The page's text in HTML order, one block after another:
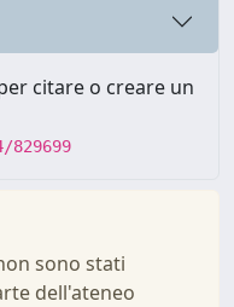
citare o creare un
sono stati
dell'ateneo